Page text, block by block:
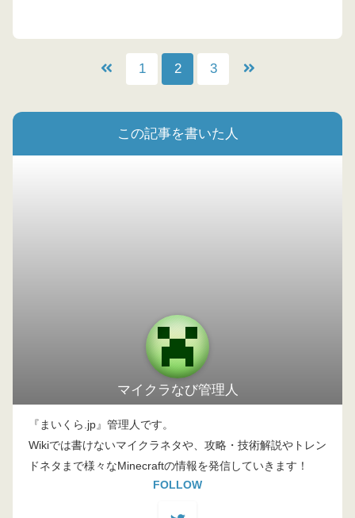
1 2 3
この記事を書いた人
マイクラなび管理人
『まいくら.jp』管理人です。
Wikiでは書けないマイクラネタや、攻略・技術解説やトレン
ドネタまで様々なMinecraftの情報を発信していきます！
FOLLOW